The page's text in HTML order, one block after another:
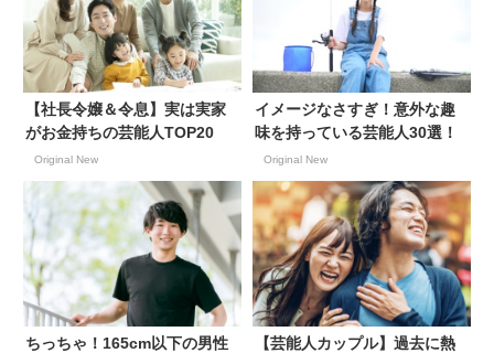
【社長令嬢＆令息】実は実家
がお金持ちの芸能人TOP20
Original New
イメージなさすぎ！意外な趣
味を持っている芸能人30選！
Original New
ちっちゃ！165cm以下の男性 【芸能人カップル】過去に熱